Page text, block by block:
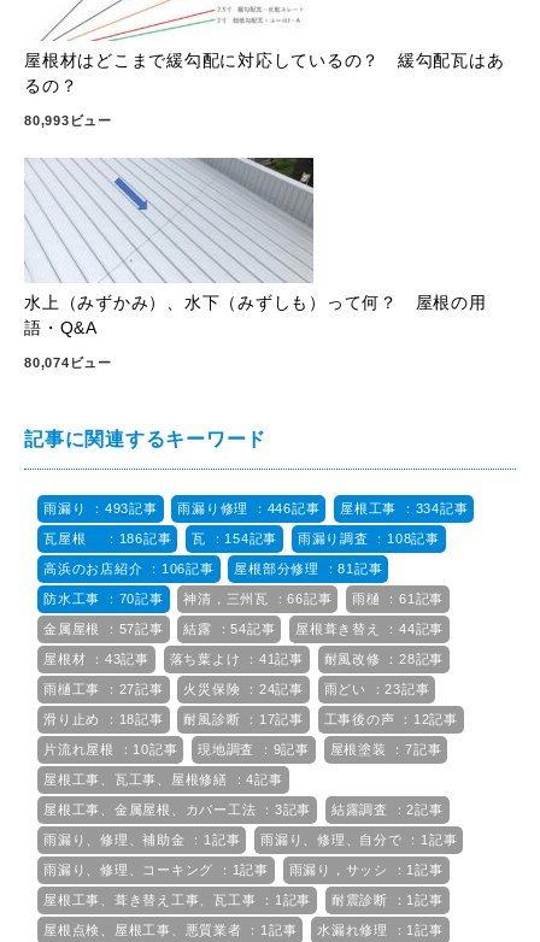
屋根材はどこまで緩勾配に対応しているの？ 緩勾配瓦はあ
るの？
80,993ビュー
水上（みずかみ）、水下（みずしも）って何？ 屋根の用
語・Q&A
80,074ビュー
記事に関連するキーワード
雨漏り ：493記事 雨漏り修理 ：446記事 屋根工事 ：334記事
瓦屋根 ：186記事 瓦 ：154記事 雨漏り調査 ：108記事
高浜のお店紹介 ：106記事 屋根部分修理 ：81記事
防水工事 ：70記事 神清，三州瓦 ：66記事 雨樋 ：61記事
金属屋根 ：57記事 結露 ：54記事 屋根葺き替え ：44記事
屋根材 ：43記事 落ち葉よけ ：41記事 耐風改修 ：28記事
雨樋工事 ：27記事 火災保険 ：24記事 雨どい ：23記事
滑り止め ：18記事 耐風診断 ：17記事 工事後の声 ：12記事
片流れ屋根 ：10記事 現地調査 ：9記事 屋根塗装 ：7記事
屋根工事、瓦工事、屋根修繕 ：4記事
屋根工事、金属屋根、カバー工法 ：3記事 結露調査 ：2記事
雨漏り、修理、補助金 ：1記事 雨漏り、修理、自分で ：1記事
雨漏り、修理、コーキング ：1記事 雨漏り，サッシ ：1記事
屋根工事、葺き替え工事、瓦工事 ：1記事 耐震診断 ：1記事
屋根点検、屋根工事、悪質業者 ：1記事 水漏れ修理 ：1記事